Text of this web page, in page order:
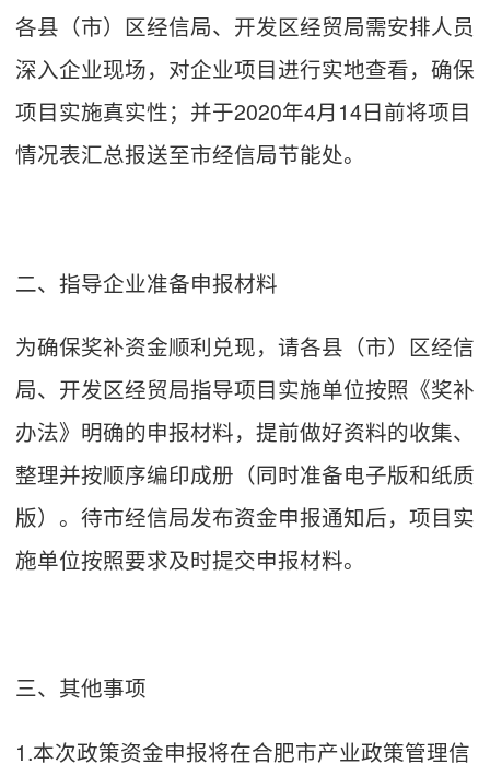
各县（市）区经信局、开发区经贸局需安排人员
深入企业现场，对企业项目进行实地查看，确保
项目实施真实性；并于2020年4月14日前将项目
情况表汇总报送至市经信局节能处。
二、指导企业准备申报材料
为确保奖补资金顺利兑现，请各县（市）区经信
局、开发区经贸局指导项目实施单位按照《奖补
办法》明确的申报材料，提前做好资料的收集、
整理并按顺序编印成册（同时准备电子版和纸质
版）。待市经信局发布资金申报通知后，项目实
施单位按照要求及时提交申报材料。
三、其他事项
1.本次政策资金申报将在合肥市产业政策管理信